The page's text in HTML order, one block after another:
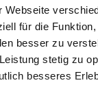
Webseite
für die
besser zu
stetig zu
besseres